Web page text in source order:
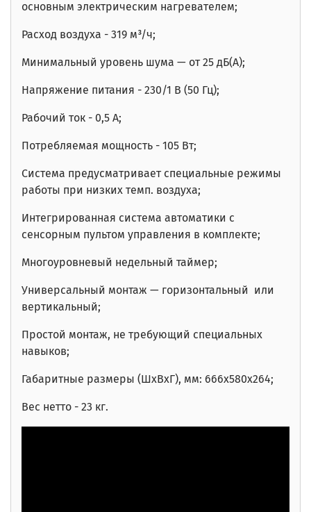
основным электрическим нагревателем;
Расход воздуха - 319 м³/ч;
Минимальный уровень шума — от 25 дБ(А);
Напряжение питания - 230/1 В (50 Гц);
Рабочий ток - 0,5 А;
Потребляемая мощность - 105 Вт;
Система предусматривает специальные режимы
работы при низких темп. воздуха;
Интегрированная система автоматики с
сенсорным пультом управления в комплекте;
Многоуровневый недельный таймер;
Универсальный монтаж — горизонтальный или
вертикальный;
Простой монтаж, не требующий специальных
навыков;
Габаритные размеры (ШхВхГ), мм: 666х580х264;
Вес нетто - 23 кг.